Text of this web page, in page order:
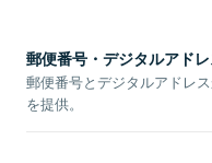
郵便番号・デジタルアド
郵便番号とデジタルアドレ
を提供。